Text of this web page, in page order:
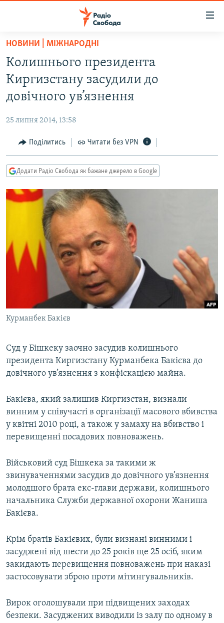
Перейти
основного
матеріалу
Перейти
до
основної
Перейти
до
пошуку
СТАТТІ
СУСПІЛЬСТВО
УКРАЇНА
РОСІЙСЬКА «ФІЛЬТРАЦІЯ»
ДОНБАС.РЕАЛІЇ
ТИ ЯК?
СХЕМИ
КИТАЙ.ВИКЛИКИ
МУЛЬТИМЕДІА
ФОТО
СПЕЦПРОЄКТИ
КРИМ РЕАЛІЇ
УКР
КТАТ
Усі сайти RFE/RL
НОВИНИ | МІЖНАРОДНІ
Колишнього президента
Киргизстану засудили до
довічного ув’язнення
25 липня 2014, 13:58
Поділитись Читати без VPN
Додати Радіо Свобода як бажане джерело в Google
Курманбек Бакієв
Суд у Бішкеку заочно засудив колишнього
президента Киргизстану Курманбека Бакієва до
довічного ув’язнення з конфіскацією майна.
Бакієва, який залишив Киргизстан, визнали
винним у співучасті в організації масового вбивства
у квітні 2010 році, а також у замаху на вбивство і
перевищенні посадових повноважень.
Військовий суд Бішкека за такими ж
звинуваченнями засудив до довічного ув’язнення
молодшого брата екс-глави держави, колишнього
начальника Служби державної охорони Жаниша
Бакієва.
Крім братів Бакієвих, були визнані винними і
засуджені від шести до 25 років ще 25 осіб, яким
закидають перевищення повноважень при наказі
застосовувати зброю проти мітингувальників.
Вирок оголошували при підвищених заходах
безпеки. Засуджених виводили із залу по одному в